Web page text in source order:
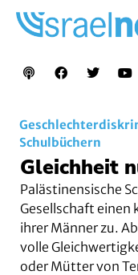
Schulbüchern
Gleichheit
Palästinensische
Gesellschaft einen
ihrer Männer zu.
volle
oder Mütter von